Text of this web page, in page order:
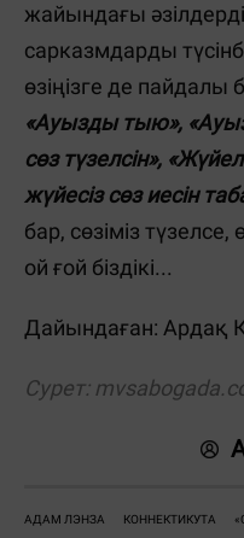
жайындағы
сарказмдарды
өзіңізге де
«Ауызды тыю»,
сөз түзелсін»,
жүйесіз сөз иесін
бар, сөзіміз түзелсе,
ой ғой біздікі...
Дайындаған: Ардақ
Сурет:
АДАМ ЛЭНЗА КОННЕКТИКУТА